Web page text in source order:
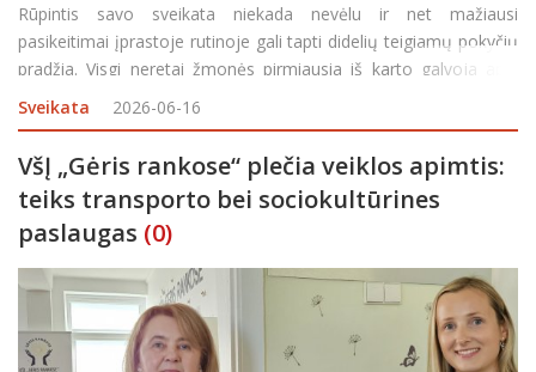
Rūpintis savo sveikata niekada nevėlu ir net mažiausi
pasikeitimai įprastoje rutinoje gali tapti didelių teigiamų pokyčių
pradžia. Visgi neretai žmonės pirmiausia iš karto galvoja apie
rezultatą, dar net nežinodami nuo kuo pradėti. Į pagalbą skuba
Sveikata 2026-06-16
VšĮ „Gėris rankose“ plečia veiklos apimtis:
teiks transporto bei sociokultūrines
paslaugas (0)